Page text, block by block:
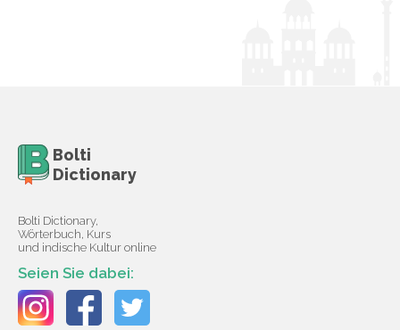
Bolti
Dictionary
Bolti Dictionary,
Wörterbuch, Kurs
und indische Kultur online
Seien Sie dabei: